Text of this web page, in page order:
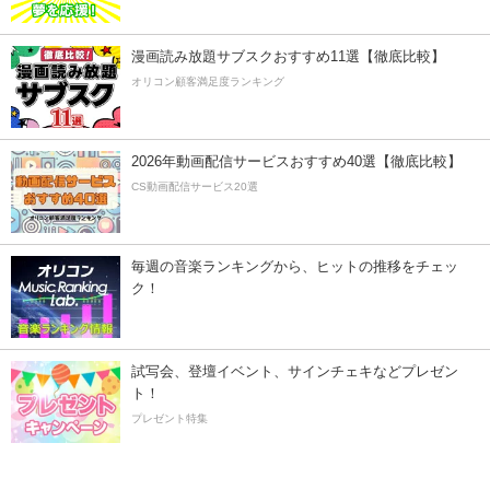
漫画読み放題サブスクおすすめ11選【徹底比較】
オリコン顧客満足度ランキング
2026年動画配信サービスおすすめ40選【徹底比較】
CS動画配信サービス20選
毎週の音楽ランキングから、ヒットの推移をチェッ
ク！
試写会、登壇イベント、サインチェキなどプレゼン
ト！
プレゼント特集